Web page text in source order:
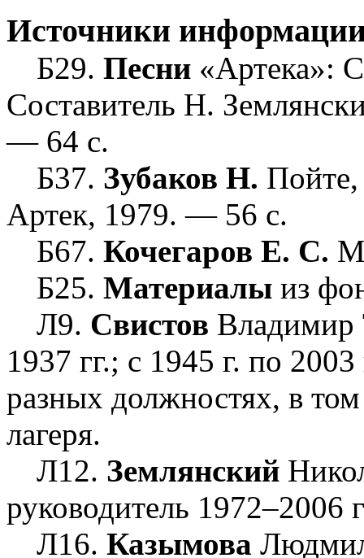
Источники
Б29. Песни«Артека»:
Составитель Н.
— 64 с.
Б37. Зубаков Н.
Артек, 1979. — 56 с.
Б67. Кочегаров Е. С.
Б25. Материалыиз
Л9. Свистов Владимир
1937 гг.; с 1945 г. по
разных должностях, в
лагеря.
Л12. Землянский
руководитель
Л16. Казымова